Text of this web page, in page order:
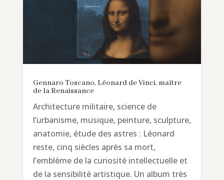
Gennaro Toscano, Léonard de Vinci, maître
de la Renaissance
Architecture militaire, science de
l’urbanisme, musique, peinture, sculpture,
anatomie, étude des astres : Léonard
reste, cinq siècles après sa mort,
l’emblème de la curiosité intellectuelle et
de la sensibilité artistique. Un album très